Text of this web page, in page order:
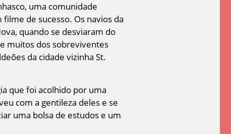
uma comunidade
de sucesso. Os navios da
quando se desviaram do
muitos dos sobreviventes
da cidade vizinha St.
que foi acolhido por uma
com a gentileza deles e se
uma bolsa de estudos e um